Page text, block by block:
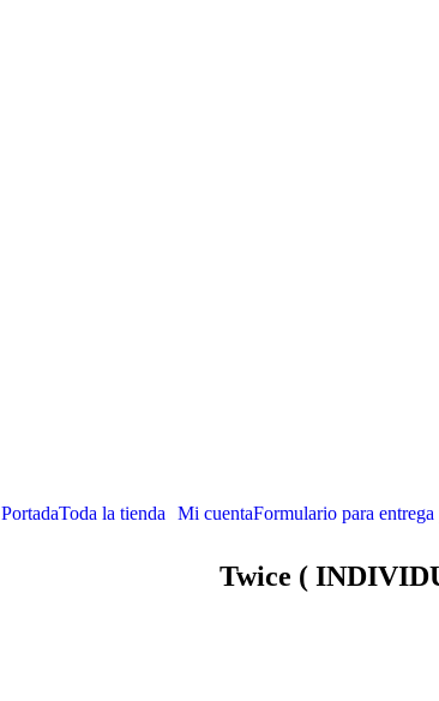
PortadaToda la tienda Mi cuentaFormulario para entrega
Twice (